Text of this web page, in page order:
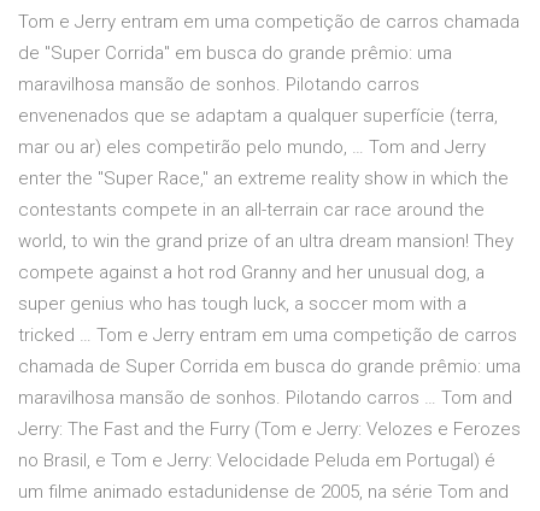
Tom e Jerry entram em uma competição de carros chamada
de "Super Corrida" em busca do grande prêmio: uma
maravilhosa mansão de sonhos. Pilotando carros
envenenados que se adaptam a qualquer superfície (terra,
mar ou ar) eles competirão pelo mundo, … Tom and Jerry
enter the "Super Race," an extreme reality show in which the
contestants compete in an all-terrain car race around the
world, to win the grand prize of an ultra dream mansion! They
compete against a hot rod Granny and her unusual dog, a
super genius who has tough luck, a soccer mom with a
tricked … Tom e Jerry entram em uma competição de carros
chamada de Super Corrida em busca do grande prêmio: uma
maravilhosa mansão de sonhos. Pilotando carros … Tom and
Jerry: The Fast and the Furry (Tom e Jerry: Velozes e Ferozes
no Brasil, e Tom e Jerry: Velocidade Peluda em Portugal) é
um filme animado estadunidense de 2005, na série Tom and